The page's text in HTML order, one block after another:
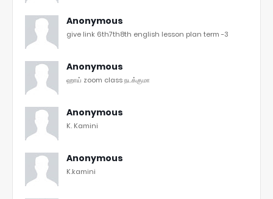
Anonymous
give link 6th7th8th english lesson plan term -3
Anonymous
ஹாய் zoom class நடக்குமா
Anonymous
K. Kamini
Anonymous
K.kamini